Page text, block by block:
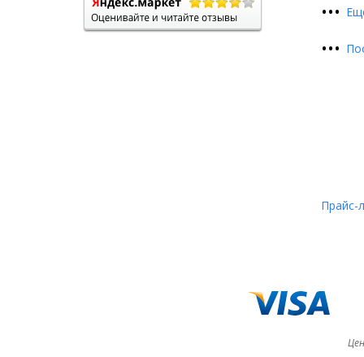
•••
•••
Прайс-